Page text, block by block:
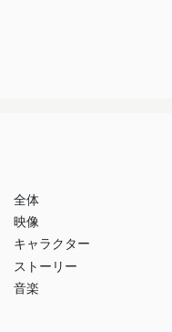
全体
映像
キャラクター
ストーリー
音楽